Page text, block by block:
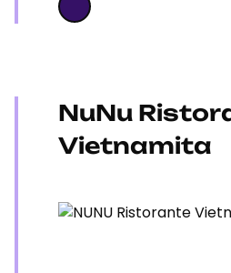
NuNu
Vietnamita